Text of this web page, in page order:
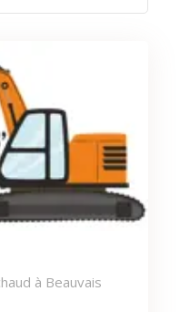
à Beauvais